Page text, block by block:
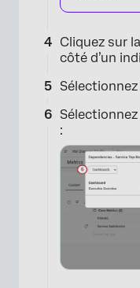
Cliquez sur
côté d’un
Sélectionnez
: